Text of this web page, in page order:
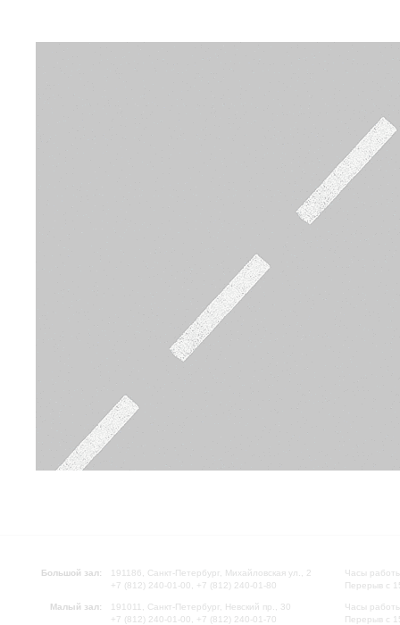
Большой зал:
191186, Санкт-Петербург, Михайловская ул., 2
+7 (812) 240-01-00, +7 (812) 240-01-80
Малый зал:
191011, Санкт-Петербург, Невский пр., 30
+7 (812) 240-01-00, +7 (812) 240-01-70
Часы
Перерыв с
Часы
Перерыв с